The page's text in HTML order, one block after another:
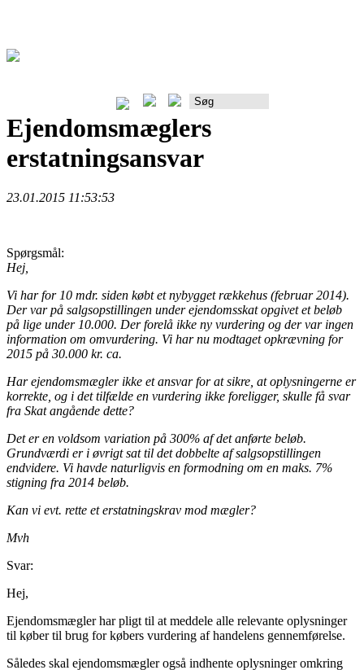
Ejendomsmæglers
erstatningsansvar
23.01.2015 11:53:53
Spørgsmål:
Hej,
Vi har for 10 mdr. siden købt et nybygget rækkehus (februar 2014).
Der var på salgsopstillingen under ejendomsskat opgivet et beløb
på lige under 10.000. Der forelå ikke ny vurdering og der var ingen
information om omvurdering. Vi har nu modtaget opkrævning for
2015 på 30.000 kr. ca.
Har ejendomsmægler ikke et ansvar for at sikre, at oplysningerne er
korrekte, og i det tilfælde en vurdering ikke foreligger, skulle få svar
fra Skat angående dette?
Det er en voldsom variation på 300% af det anførte beløb.
Grundværdi er i øvrigt sat til det dobbelte af salgsopstillingen
endvidere. Vi havde naturligvis en formodning om en maks. 7%
stigning fra 2014 beløb.
Kan vi evt. rette et erstatningskrav mod mægler?
Mvh
Svar:
Hej,
Ejendomsmægler har pligt til at meddele alle relevante oplysninger
til køber til brug for købers vurdering af handelens gennemførelse.
Således skal ejendomsmægler også indhente oplysninger omkring